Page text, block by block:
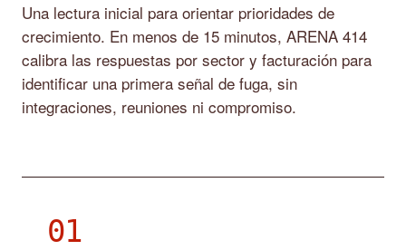
Una lectura inicial para orientar prioridades de
crecimiento. En menos de 15 minutos, ARENA 414
calibra las respuestas por sector y facturación para
identificar una primera señal de fuga, sin
integraciones, reuniones ni compromiso.
01